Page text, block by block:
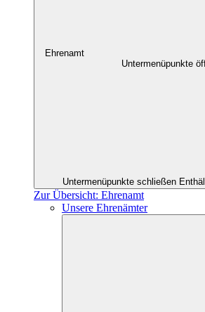
Ehrenamt
Untermenüpunkte
Untermenüpunkte schließen
Zur Übersicht: Ehrenamt
Unsere Ehrenämter